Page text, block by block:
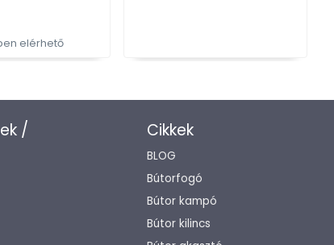
elérhető
/
Cikkek
BLOG
Bútorfogó
Bútor kampó
Bútor kilincs